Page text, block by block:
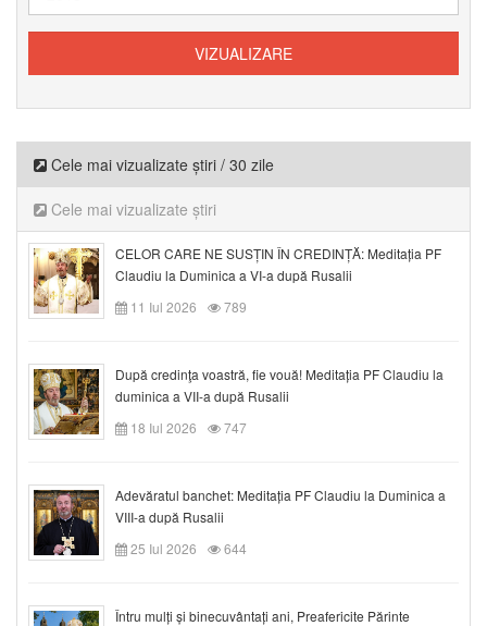
Cele mai vizualizate știri / 30 zile
Cele mai vizualizate știri
CELOR CARE NE SUSȚIN ÎN CREDINȚĂ: Meditația PF
Claudiu la Duminica a VI-a după Rusalii
11 Iul 2026
789
După credinţa voastră, fie vouă! Meditația PF Claudiu la
duminica a VII-a după Rusalii
18 Iul 2026
747
Adevăratul banchet: Meditația PF Claudiu la Duminica a
VIII-a după Rusalii
25 Iul 2026
644
Întru mulți și binecuvântați ani, Preafericite Părinte